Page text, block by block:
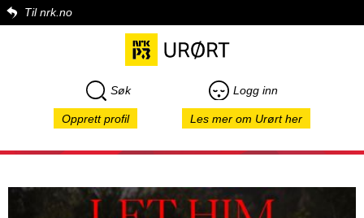
Til nrk.no
Søk Logg inn
Opprett profil Les mer om Urørt her